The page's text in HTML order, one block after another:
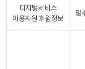
디지털서비스
이용지원 회원정보
필